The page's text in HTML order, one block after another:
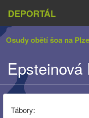
DEPORTÁL
Osudy obětí šoa na
Tábory: